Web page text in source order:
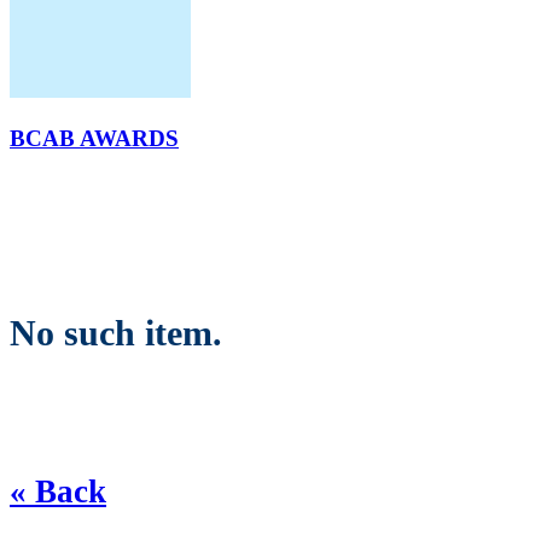
BCAB AWARDS
No such item.
« Back